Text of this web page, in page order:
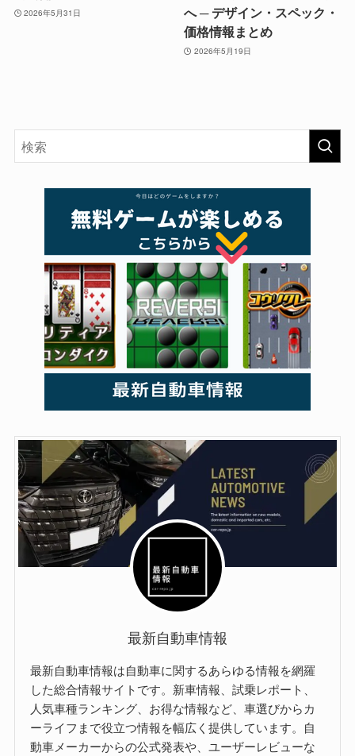
2026年5月31日
へ ─ デザイン・スペック・
価格情報まとめ
2026年5月19日
最新自動車情報
最新自動車情報は自動車に関するあらゆる情報を網羅
した総合情報サイトです。新車情報、試乗レポート、
人気車種ランキング、お得な情報など、車選びからカ
ーライフまで役立つ情報を幅広く提供しています。自
動車メーカーからの公式発表や、ユーザーレビューな